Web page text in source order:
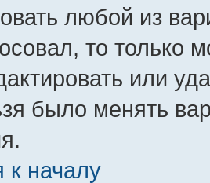
любой из
то только
или
было менять
к началу